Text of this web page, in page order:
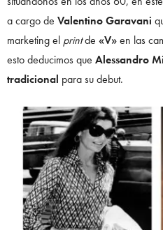
a cargo de Valentino Garavani
marketing el printde «V»en las
esto deducimos que Alessandro
tradicional para su debut.